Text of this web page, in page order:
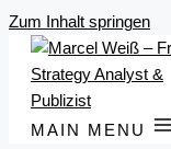
Zum Inhalt springen
MAIN MENU